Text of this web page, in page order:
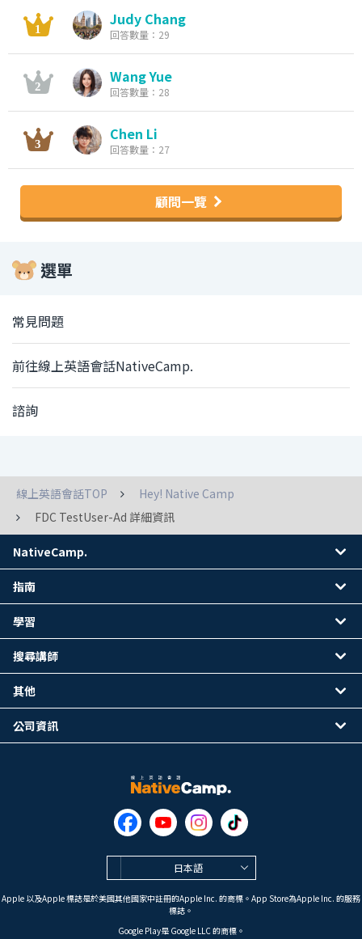
Judy Chang
回答數量：29
Wang Yue
回答數量：28
Chen Li
回答數量：27
顧問一覽
選單
常見問題
前往線上英語會話NativeCamp.
諮詢
線上英語會話TOP
Hey! Native Camp
FDC TestUser-Ad 詳細資訊
日本語
Apple 以及Apple 標誌是於美國其他國家中註冊的Apple Inc. 的商標。App Store為Apple Inc. 的服務
標誌。
Google Play是 Google LLC 的商標。
NativeCamp.
指南
學習
搜尋講師
其他
公司資訊